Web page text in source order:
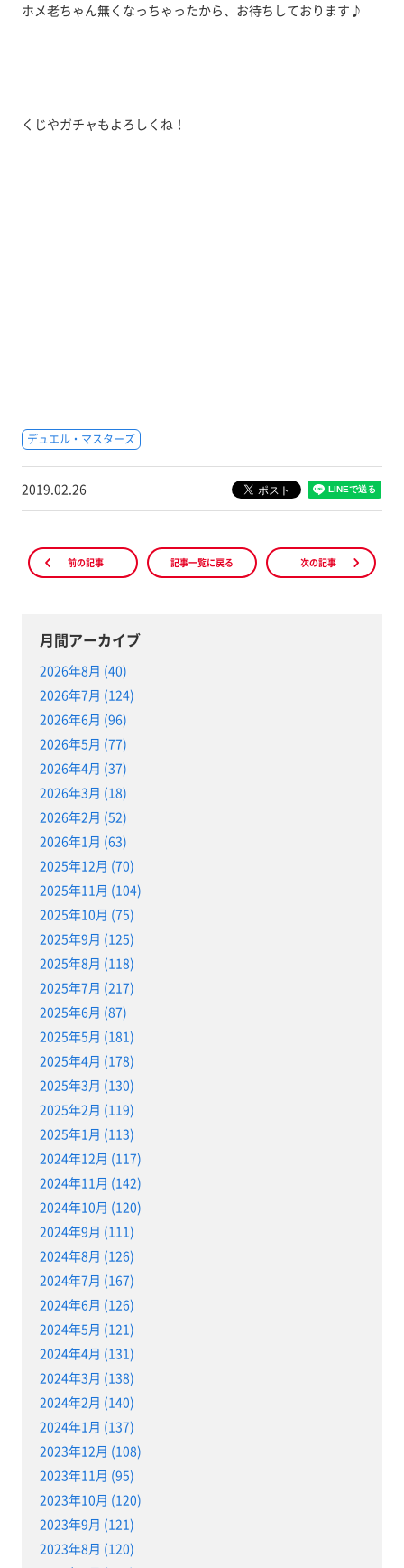
ホメ老ちゃん無くなっちゃったから、お待ちしております♪
くじやガチャもよろしくね！
デュエル・マスターズ
2019.02.26
前の記事 記事一覧に戻る 次の記事
月間アーカイブ
2026年8月 (40)
2026年7月 (124)
2026年6月 (96)
2026年5月 (77)
2026年4月 (37)
2026年3月 (18)
2026年2月 (52)
2026年1月 (63)
2025年12月 (70)
2025年11月 (104)
2025年10月 (75)
2025年9月 (125)
2025年8月 (118)
2025年7月 (217)
2025年6月 (87)
2025年5月 (181)
2025年4月 (178)
2025年3月 (130)
2025年2月 (119)
2025年1月 (113)
2024年12月 (117)
2024年11月 (142)
2024年10月 (120)
2024年9月 (111)
2024年8月 (126)
2024年7月 (167)
2024年6月 (126)
2024年5月 (121)
2024年4月 (131)
2024年3月 (138)
2024年2月 (140)
2024年1月 (137)
2023年12月 (108)
2023年11月 (95)
2023年10月 (120)
2023年9月 (121)
2023年8月 (120)